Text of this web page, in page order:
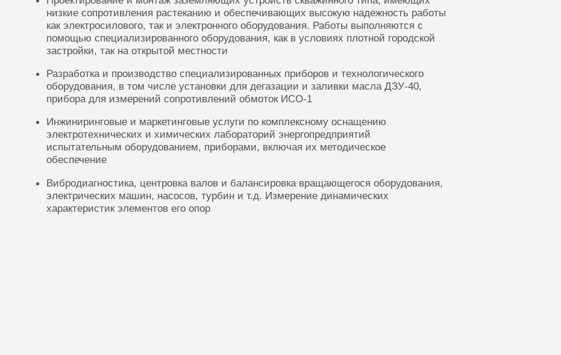
низкие сопротивления растеканию и обеспечивающих высокую надежность работы
как электросилового, так и электронного оборудования. Работы выполняются с
помощью специализированного оборудования, как в условиях плотной городской
застройки, так на открытой местности
Разработка и производство специализированных приборов и технологического
оборудования, в том числе установки для дегазации и заливки масла ДЗУ-40,
прибора для измерений сопротивлений обмоток ИСО-1
Инжиниринговые и маркетинговые услуги по комплексному оснащению
электротехнических и химических лабораторий энергопредприятий
испытательным оборудованием, приборами, включая их методическое
обеспечение
Вибродиагностика, центровка валов и балансировка вращающегося оборудования,
электрических машин, насосов, турбин и т.д. Измерение динамических
характеристик элементов его опор